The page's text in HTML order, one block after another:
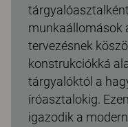
munkaállomások
tervezésnek
konstrukciókká
tárgyalóktól a
íróasztalokig.
igazodik a